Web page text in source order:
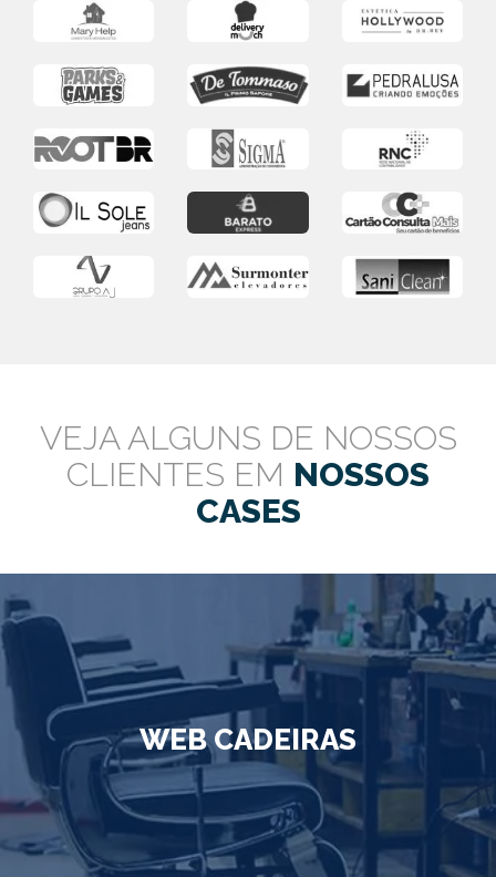
VEJA ALGUNS DE NOSSOS
CLIENTES EM NOSSOS
CASES
WEB CADEIRAS